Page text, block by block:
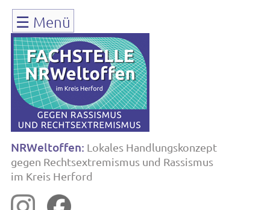
☰ Menü
NRWeltoffen: Lokales Handlungskonzept
gegen Rechtsextremismus und Rassismus
im Kreis Herford